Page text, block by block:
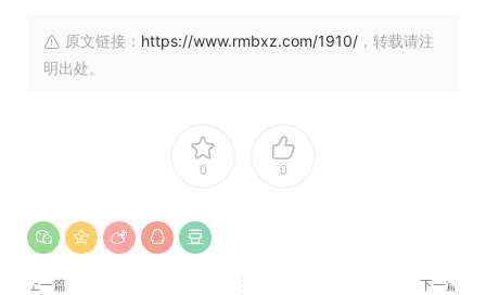
原文链接： https://www.rmbxz.com/1910/ ，转载请注
明出处。
0 0
上一篇 下一篇